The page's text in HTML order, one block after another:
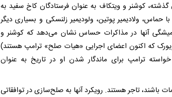
کوشنر و ویتکاف به عنوان فرستادگان کاخ سفید به
حماس، ولادیمیر پوتین، ولودیمیر زلنسکی و بسیاری دیگر
همیشگی آنها در مذاکرات حساس نشان می‌دهد که کوشنر و
که اکنون اعضای اجرایی «هیات صلح» ترامپ هستند)
خواسته ترامپ برای ماندگار شدن او در تاریخ به عنوان
باشند، تاجر هستند. رویکرد آنها به صلح‌سازی در توافقاتی